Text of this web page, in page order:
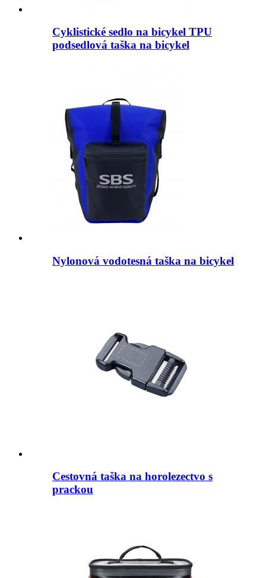
Cyklistické sedlo na bicykel TPU
podsedlová taška na bicykel
Nylonová vodotesná taška na bicykel
Cestovná taška na horolezectvo s
prackou